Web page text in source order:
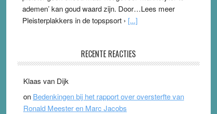
ademen’ kan goud waard zijn. Door…Lees meer
Pleisterplakkers in de topspsort › [...]
Ward van Beek
Ionica weer skeptisch …
RECENTE REACTIES
Klaas van Dijk
on Bedenkingen bij het rapport over oversterfte van
Ronald Meester en Marc Jacobs